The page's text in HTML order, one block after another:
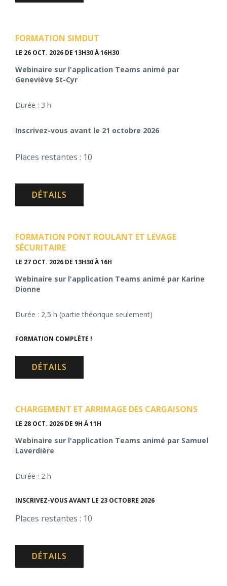
FORMATION SIMDUT
LE 26 OCT. 2026 DE 13H30 À 16H30
Webinaire sur l'application Teams animé par
Geneviève St-Cyr
Durée : 3 h
Inscrivez-vous avant le 21 octobre 2026
Places restantes : 10
DÉTAILS
FORMATION PONT ROULANT ET LEVAGE
SÉCURITAIRE
LE 27 OCT. 2026 DE 13H30 À 16H
Webinaire sur l'application Teams animé par Karine
Dionne
Durée : 2,5 h (partie théorique seulement)
FORMATION COMPLÈTE !
DÉTAILS
CHARGEMENT ET ARRIMAGE DES CARGAISONS
LE 28 OCT. 2026 DE 9H À 11H
Webinaire sur l'application Teams animé par Samuel
Laverdière
Durée : 2 h
INSCRIVEZ-VOUS AVANT LE 23 OCTOBRE 2026
Places restantes : 10
DÉTAILS